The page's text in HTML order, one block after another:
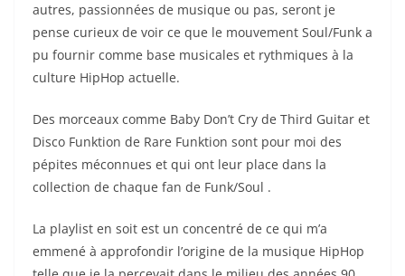
autres, passionnées de musique ou pas, seront je
pense curieux de voir ce que le mouvement Soul/Funk a
pu fournir comme base musicales et rythmiques à la
culture HipHop actuelle.
Des morceaux comme Baby Don’t Cry de Third Guitar et
Disco Funktion de Rare Funktion sont pour moi des
pépites méconnues et qui ont leur place dans la
collection de chaque fan de Funk/Soul .
La playlist en soit est un concentré de ce qui m’a
emmené à approfondir l’origine de la musique HipHop